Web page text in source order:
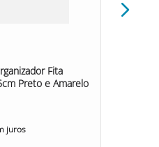
Fita
Preto e Amarelo
juros